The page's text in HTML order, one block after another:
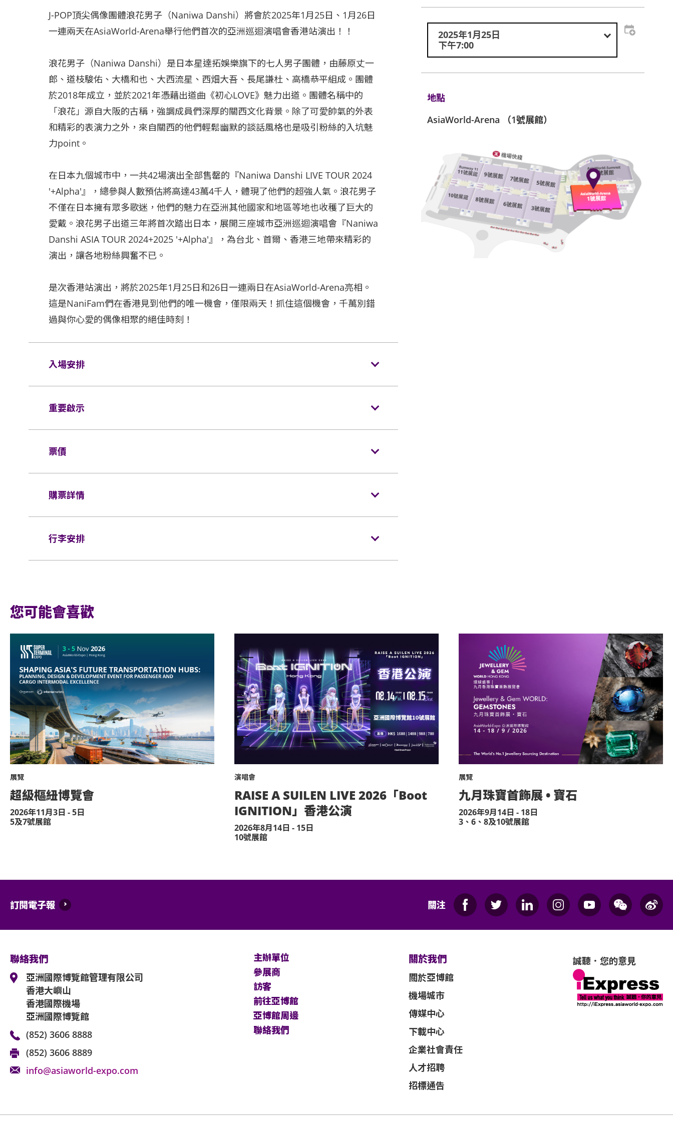
J-POP頂尖偶像團體浪花男子（Naniwa Danshi）將會於2025年1月25日、1月26日
一連兩天在AsiaWorld-Arena舉行他們首次的亞洲巡迴演唱會香港站演出！！
浪花男子（Naniwa Danshi）是日本星達拓娛樂旗下的七人男子團體，由藤原丈一
郎、道枝駿佑、大橋和也、大西流星、西畑大吾、長尾謙杜、高橋恭平組成。團體
於2018年成立，並於2021年憑藉出道曲《初心LOVE》魅力出道。團體名稱中的
「浪花」源自大阪的古稱，強調成員們深厚的關西文化背景。除了可愛帥氣的外表
和精彩的表演力之外，來自關西的他們輕鬆幽默的談話風格也是吸引粉絲的入坑魅
力point。
在日本九個城市中，一共42場演出全部售罄的『Naniwa Danshi LIVE TOUR 2024
'+Alpha'』，總參與人數預估將高達43萬4千人，體現了他們的超強人氣。浪花男子
不僅在日本擁有眾多歌迷，他們的魅力在亞洲其他國家和地區等地也收穫了巨大的
愛戴。浪花男子出道三年將首次踏出日本，展開三座城市亞洲巡迴演唱會『Naniwa
Danshi ASIA TOUR 2024+2025 '+Alpha'』，為台北、首爾、香港三地帶來精彩的
演出，讓各地粉絲興奮不已。
是次香港站演出，將於2025年1月25日和26日一連兩日在AsiaWorld-Arena亮相。
這是NaniFam們在香港見到他們的唯一機會，僅限兩天！抓住這個機會，千萬別錯
過與你心愛的偶像相聚的絕佳時刻！
入場安排
所有觀眾進場前，須進行金屬探測器的安檢程序（如適用）。
同時持有所提及的證明方可再次入場。亞洲國際博覽館有權增刪及更換該權利。
輪椅座位門票只適用於須依賴輪椅移動的人士及其看顧人使用。每位輪椅人士在購買輪椅
證，持有輪椅座位門票的人士必須出示行動不便的證明*。任何非輪椅使用者或非陪同輪
*行動不便的證明指「殘疾人士登記證」（肢體傷殘類別）或其他有效的醫生證明文
件以顯示行動不便。
持票的輪椅人士若需要場館職員協助入座，請在節目前致電亞洲國際博覽館（+852-3606
8888）以便預先安排。亦請輪椅人士提早到達演出場地，以便場館職員安排順利入座。
重要啟示
攝影及攝錄器材進行任何形式的拍攝、錄影及直播。
觀眾進入場館前，須接受手提袋/背包檢查。38 X 30 X 20 厘米（15 X 12 X 8吋）以上物
長傘進入演唱會。如有上述限制物品，請寄存於行李寄存服務櫃位或地下的自助儲物箱。
活動門票必須從官方票務銷售點購買。任何損毀、污損、經過塗改、殘缺不全或複印之門
制。任何情況下，遺失的企位或不設劃位門票均不獲補發。
座位觀眾年齡限制：只限3歲或以上。
不准攜帶外來食品及飲品進入亞洲國際博覽館。
嚴禁攜帶玻璃樽、任何比空氣輕的充氣物體，不論其物料（如：氣球）、任何危險品、武
器、噴霧類或利器等物品進入表演場內。
於亞洲國際博覽館範圍內嚴禁攜帶及使用違禁藥物。
於亞洲國際博覽館範圍內嚴禁售賣或派發未獲授權的商品或其他物品。
不准站於座椅上。
不准於樓梯及公眾走廊停留。
不准攜帶及使用任何遙控飛行設備或玩具（如：模型直升機、無人駕駛飛機）。
演出可能會有強光、閃光或煙霧效果，如觀眾感到不適或需要協助，請盡快通知現場醫療
除獲亞洲國際博覽館管理有限公司所發出之書面同意的導盲犬外，所有人士均不得攜帶任
可適用條款及細則。各項條款及細則將不時修改而不作另行通知。
亞洲國際博覽館管理有限公司作為場地提供者不能保證參加者的視野在活動中完全不受任
何阻礙。
如有任何爭議，亞洲國際博覽館管理有限公司及主辦機構保留最終決定權。
如中、英文版本啟示有任何牴觸或不相符之處，應以英文版本為準。
票價
輪椅/看顧人位置：
購票詳情
網址：www.cityline.com
行李安排
2025年1月25日
下午7:00
地點
AsiaWorld-Arena （1號展館）
您可能會喜歡
展覽
超級樞紐博覽會
2026年11月3日 - 5日
5及7號展館
演唱會
RAISE A SUILEN LIVE 2026「Boot
IGNITION」香港公演
2026年8月14日 - 15日
10號展館
展覽
九月珠寶首飾展 • 寶石
2026年9月14日 - 18日
3、6、8及10號展館
訂閱電子報 關注
聯絡我們
亞洲國際博覽館管理有限公司
香港大嶼山
香港國際機場
亞洲國際博覽館
(852) 3606 8888
(852) 3606 8889
info@asiaworld-expo.com
主辦單位
參展商
訪客
前往亞博館
亞博館周邊
聯絡我們
關於我們
關於亞博館
機場城市
傳媒中心
下載中心
企業社會責任
人才招聘
招標通告
誠聽．您的意見